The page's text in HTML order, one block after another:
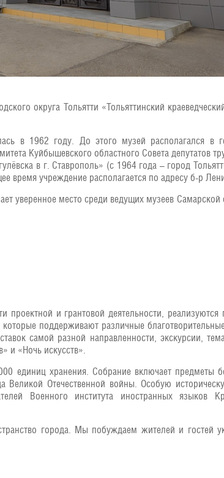
округа Тольятти «Тольяттинский
в 1962 году. До этого музей располагался
Куйбышевского областного Совета депутатов
в г. Ставрополь» (с 1964 года – город
время учреждение располагается по адресу б-р
уверенное место среди ведущих музеев
проектной и грантовой деятельности,
которые поддерживают различные
самой разной направленности, экскурсии,
и «Ночь искусств».
единиц хранения. Собрание включает предметы
Отечественной войны. Особую
Военного института иностранных языков
города. Мы побуждаем жителей и гостей